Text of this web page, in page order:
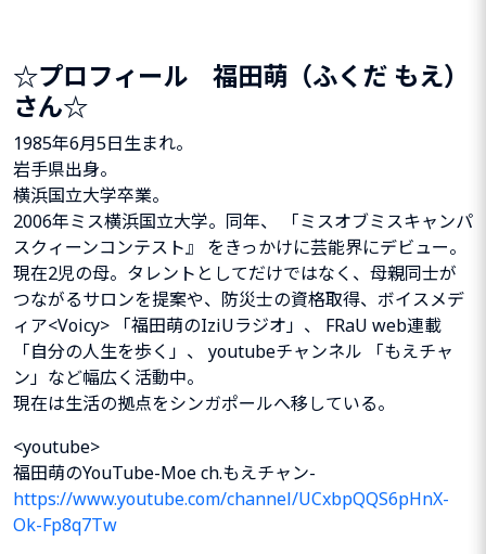
☆プロフィール 福田萌（ふくだ もえ）
さん☆
1985年6月5日生まれ。
岩手県出身。
横浜国立大学卒業。
2006年ミス横浜国立大学。同年、 「ミスオブミスキャンパ
スクィーンコンテスト』 をきっかけに芸能界にデビュー。
現在2児の母。タレントとしてだけではなく、母親同士が
つながるサロンを提案や、防災士の資格取得、ボイスメデ
ィア<Voicy> 「福田萌のIziUラジオ」、 FRaU web連載
「自分の人生を歩く」、 youtubeチャンネル 「もえチャ
ン」など幅広く活動中。
現在は生活の拠点をシンガポールへ移している。
<youtube>
福田萌のYouTube-Moe ch.もえチャン-
https://www.youtube.com/channel/UCxbpQQS6pHnX-
Ok-Fp8q7Tw